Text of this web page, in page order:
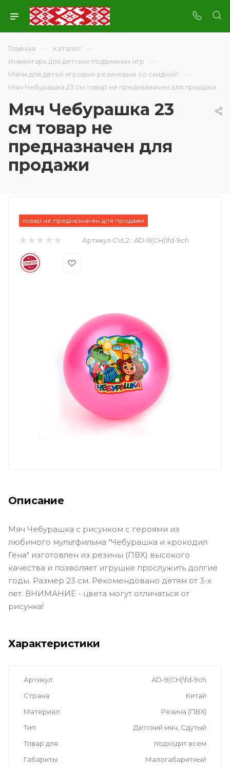
Главная — Каталог —
Инвентарь для детских подвижных игр —
Мячи для детей игровые резиновые со скидкой! —
Мяч Чебурашка 23 см товар не предназначен для продажи
Мяч Чебурашка 23
см товар не
предназначен для
продажи
товар не предназначен для продажи
Артикул CVL2:: AD-9(CH)\fd-9ch
Описание
Мяч Чебурашка с рисунком с героями из
любимого мультфильма "Чебурашка и крокодил
Гена" изготовлен из резины (ПВХ) высокого
качества и позволяет игрушке прослужить долгие
годы. Размер 23 см. Рекомендовано детям от 3-х
лет. ВНИМАНИЕ - цвета могут отличаться от
рисунка!
Характеристики
Артикул
AD-9(CH)\fd-9ch
Страна
Китай
Материал
Резина (ПВХ)
Тип
Детский мяч, Сдутый
Товар для
подходит всем
Габариты
Малогабаритный